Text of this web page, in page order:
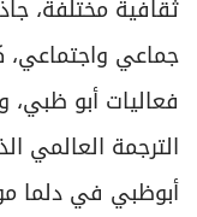
ثقافية مختلفة،
جماعي
فعاليات أبو
الترجمة العالمي
أبوظبي في دلما